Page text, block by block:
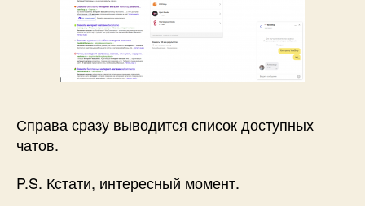
Справа сразу выводится список доступных
чатов.
P.S. Кстати, интересный момент.